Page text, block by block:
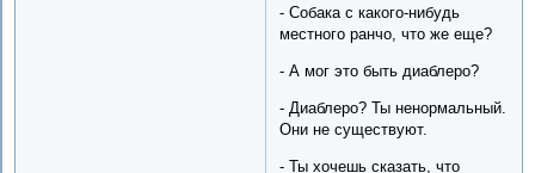
- Собака с какого-нибудь
местного ранчо, что же еще?
- А мог это быть диаблеро?
- Диаблеро? Ты ненормальный.
Они не существуют.
- Ты хочешь сказать, что